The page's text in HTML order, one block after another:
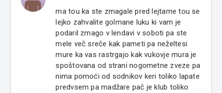
ma tou ka ste zmagale pred lejtame tou se
lejko zahvalite golmane luku ki vam je
podaril zmago v lendavi v soboti pa ste
mele več sreče kak pameti pa neželtesi
mure ka vas rastrgajo kak vukovje mura je
spoštovana od strani nogometne zveze pa
nima pomoći od sodnikov keri toliko lapate
predvsem pa madžare pač je klub toliko